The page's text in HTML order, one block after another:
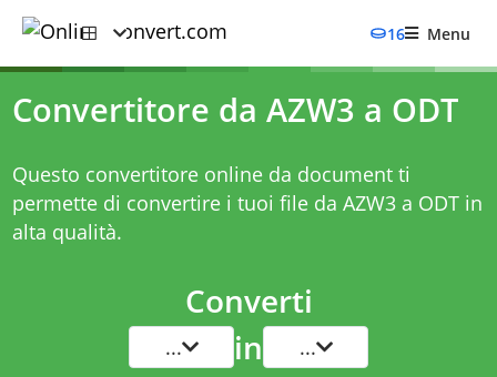
16 Menu
Convertitore da AZW3 a ODT
Questo convertitore online da document ti
permette di convertire i tuoi file da AZW3 a ODT in
alta qualità.
Converti
... in ...